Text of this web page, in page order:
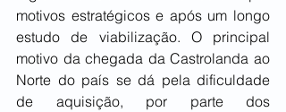
motivos estratégicos e após um longo
estudo de viabilização. O principal
motivo da chegada da Castrolanda ao
Norte do país se dá pela dificuldade
de aquisição, por parte dos